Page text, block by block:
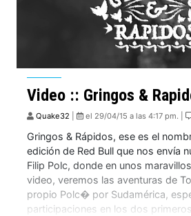
Video :: Gringos &
Quake32 el 29/04/15 a las 4:17 pm. |
Gringos & Rápidos, ese es el
edición de Red Bull que nos envía
Filip Polc, donde en unos
video, veremos las aventuras de
propio Polc� por Sudamérica,
participaciones en los dos